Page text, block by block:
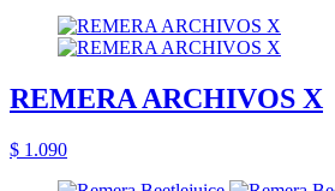
REMERA ARCHIVOS X
$ 1.090